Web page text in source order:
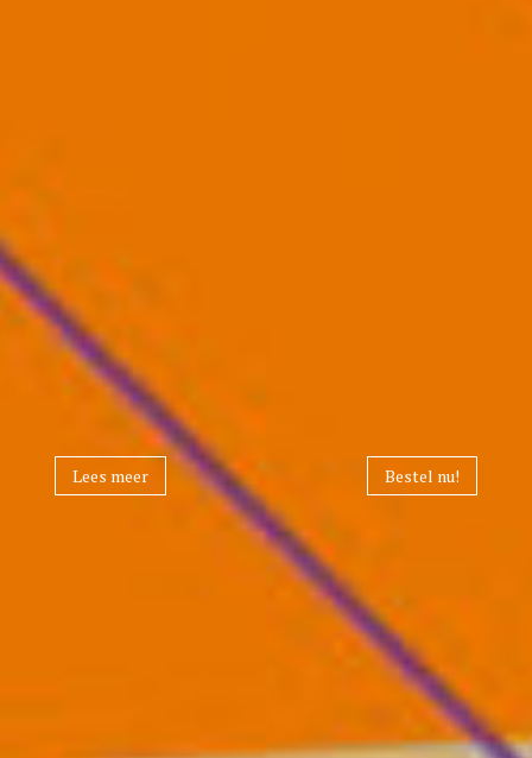
Lees meer Bestel nu!